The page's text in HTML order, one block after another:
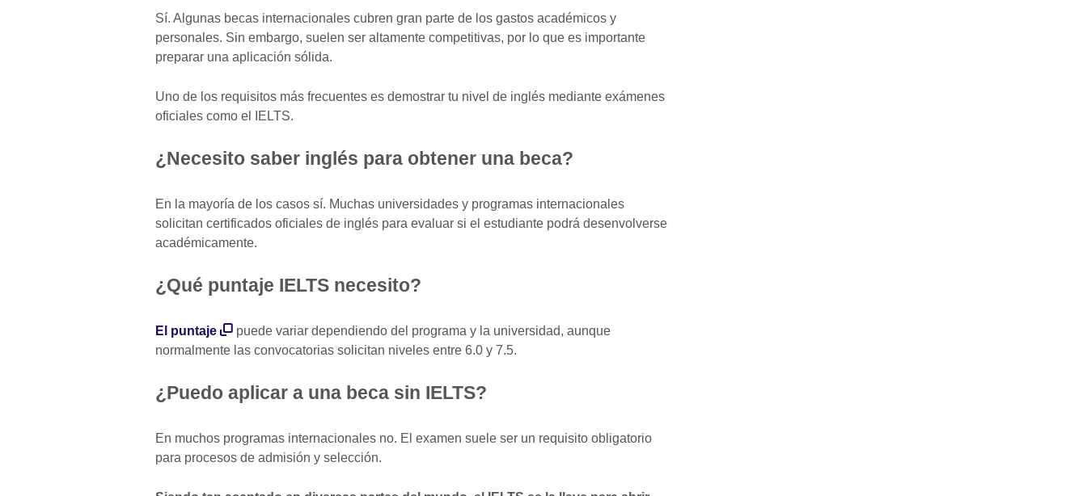
Sí. Algunas becas internacionales cubren gran parte de los gastos académicos y
personales. Sin embargo, suelen ser altamente competitivas, por lo que es importante
preparar una aplicación sólida.
Uno de los requisitos más frecuentes es demostrar tu nivel de inglés mediante exámenes
oficiales como el IELTS.
¿Necesito saber inglés para obtener una beca?
En la mayoría de los casos sí. Muchas universidades y programas internacionales
solicitan certificados oficiales de inglés para evaluar si el estudiante podrá desenvolverse
académicamente.
¿Qué puntaje IELTS necesito?
El puntaje
puede variar dependiendo del programa y la universidad, aunque
normalmente las convocatorias solicitan niveles entre 6.0 y 7.5.
¿Puedo aplicar a una beca sin IELTS?
En muchos programas internacionales no. El examen suele ser un requisito obligatorio
para procesos de admisión y selección.